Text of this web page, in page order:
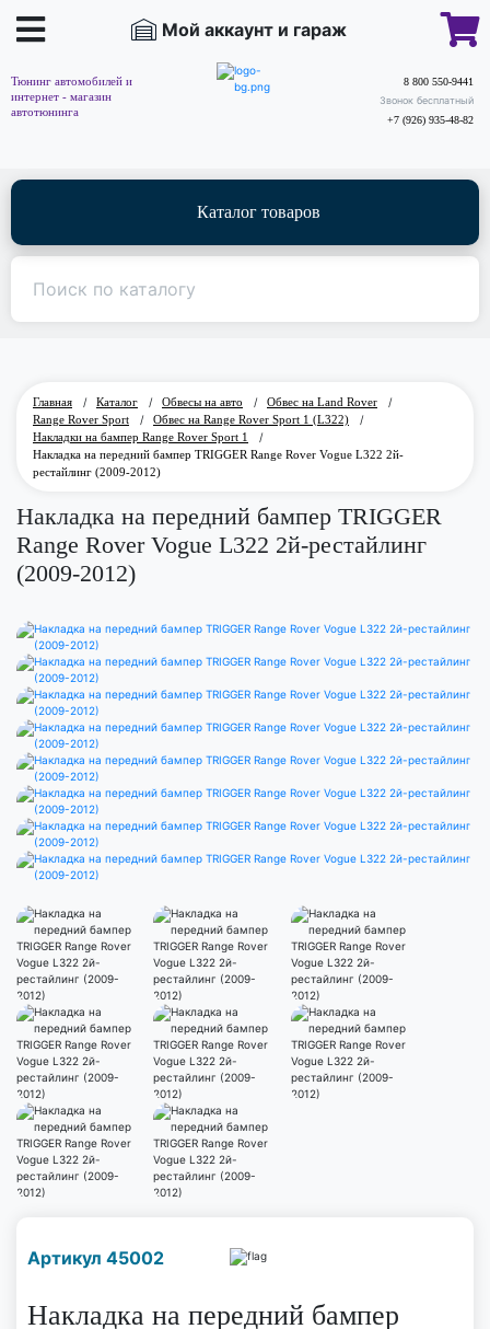
Мой аккаунт и гараж
Тюнинг автомобилей и
интернет - магазин
автотюнинга
8 800 550-9441
Звонок бесплатный
+7 (926) 935-48-82
Каталог товаров
Главная / Каталог / Обвесы на авто / Обвес на Land Rover
/
Range Rover Sport
/ Обвес на Range Rover Sport 1 (L322)
/
Накладки на бампер Range Rover Sport 1
/
Накладка на передний бампер TRIGGER Range Rover Vogue L322 2й-
рестайлинг (2009-2012)
Накладка на передний бампер TRIGGER
Range Rover Vogue L322 2й-рестайлинг
(2009-2012)
Артикул 45002
Накладка на передний бампер